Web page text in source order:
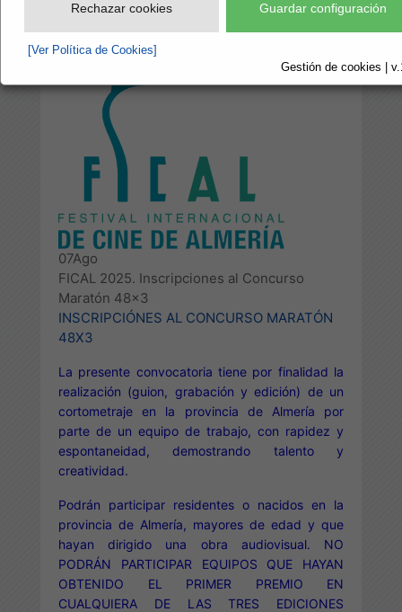
Rechazar cookies Guardar configuración
[Ver Política de Cookies]
Gestión de cookies |
07Ago
FICAL 2025. Inscripciones al Concurso
Maratón 48x3
INSCRIPCIÓNES AL CONCURSO MARATÓN
48X3
La presente convocatoria tiene por finalidad la
realización (guion, grabación y edición) de un
cortometraje en la provincia de Almería por
parte de un equipo de trabajo, con rapidez y
espontaneidad, demostrando talento y
creatividad.
Podrán participar residentes o nacidos en la
provincia de Almería, mayores de edad y que
hayan dirigido una obra audiovisual. NO
PODRÁN PARTICIPAR EQUIPOS QUE HAYAN
OBTENIDO EL PRIMER PREMIO EN
CUALQUIERA DE LAS TRES EDICIONES